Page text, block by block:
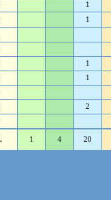
1
1
1
1
2
1 4 20